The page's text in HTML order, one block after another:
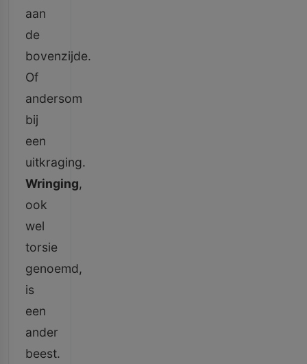
aan
de
bovenzijde.
Of
andersom
bij
een
uitkraging.
Wringing,
ook
wel
torsie
genoemd,
is
een
ander
beest.